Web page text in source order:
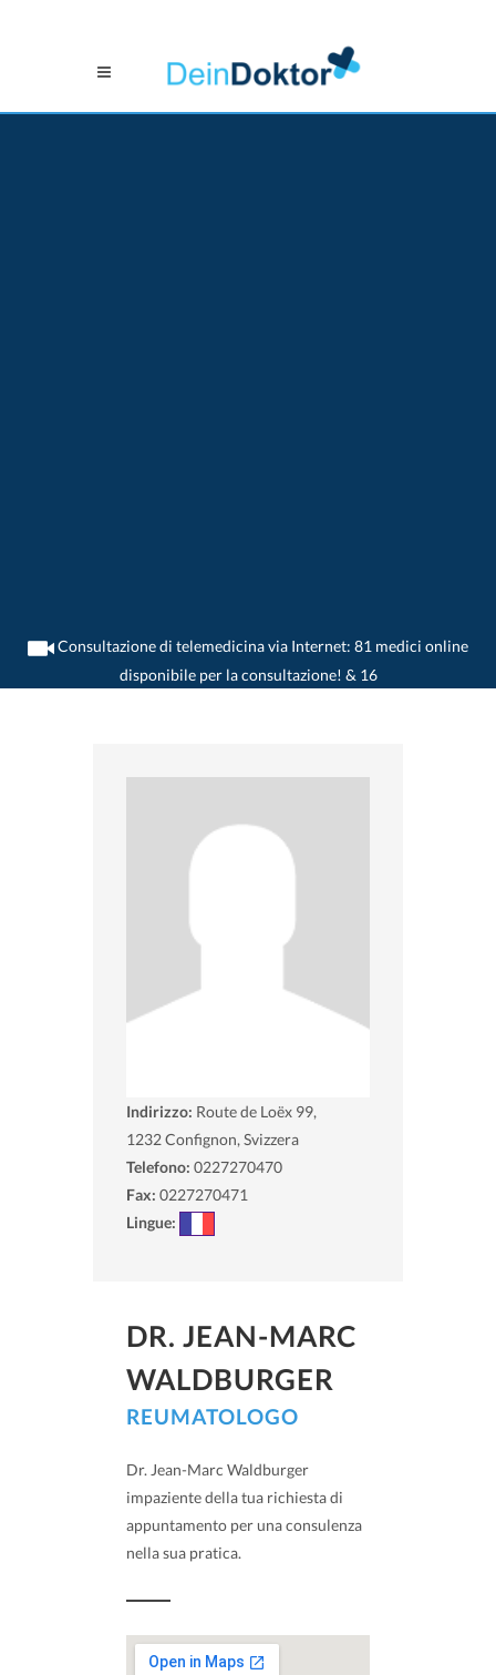
Consultazione di telemedicina via Internet: 81 medici online
disponibile per la consultazione! & 16
>Reumatologo>Confignon>Dr. Jean-Marc Waldburger>Appuntamento con Dr.
Indirizzo: Route de Loëx 99,
1232Confignon, Svizzera
Telefono: 0227270470
Fax: 0227270471
Lingue:
DR. JEAN-MARC
WALDBURGER
REUMATOLOGO
Dr. Jean-Marc Waldburger
impaziente della tua richiesta di
appuntamento per una consulenza
nella sua pratica.